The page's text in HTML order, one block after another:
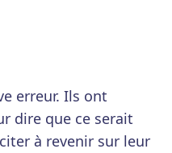
erreur. Ils ont
dire que ce serait
à revenir sur leur